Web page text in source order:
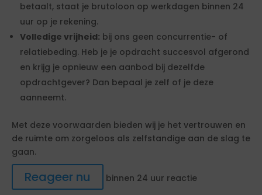
betaalt, staat je brutoloon op werkdagen binnen 24
uur op je rekening.
Volledige vrijheid: bij ons geen concurrentie- of
relatiebeding. Heb je je opdracht succesvol afgerond
en krijg je opnieuw een aanbod bij dezelfde
opdrachtgever? Dan bepaal je zelf of je deze
aanneemt.
Met deze voorwaarden bieden wij je het vertrouwen en
de ruimte om zorgeloos als zelfstandige aan de slag te
gaan.
Reageer nu
binnen 24 uur reactie